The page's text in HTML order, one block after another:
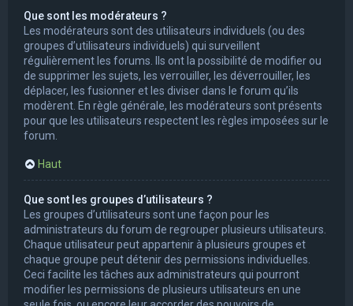
Que sont les modérateurs ?
Les modérateurs sont des utilisateurs individuels (ou des
groupes d’utilisateurs individuels) qui surveillent
régulièrement les forums. Ils ont la possibilité de modifier ou
de supprimer les sujets, les verrouiller, les déverrouiller, les
déplacer, les fusionner et les diviser dans le forum qu’ils
modèrent. En règle générale, les modérateurs sont présents
pour que les utilisateurs respectent les règles imposées sur le
forum.
Haut
Que sont les groupes d’utilisateurs ?
Les groupes d’utilisateurs sont une façon pour les
administrateurs du forum de regrouper plusieurs utilisateurs.
Chaque utilisateur peut appartenir à plusieurs groupes et
chaque groupe peut détenir des permissions individuelles.
Ceci facilite les tâches aux administrateurs qui pourront
modifier les permissions de plusieurs utilisateurs en une